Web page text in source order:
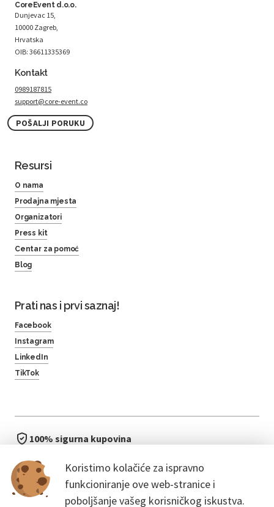
Koristimo kolačiće za ispravno
funkcioniranje ove web-stranice i
poboljšanje vašeg korisničkog iskustva.
CoreEvent d.o.o.
Dunjevac 15,
10000 Zagreb,
Hrvatska
OIB: 36611335369
Kontakt
0989187815
support@core-event.co
POŠALJI PORUKU
Resursi
O nama
Prodajna mjesta
Organizatori
Press kit
Centar za pomoć
Blog
Prati nas i prvi saznaj!
Facebook
Instagram
LinkedIn
TikTok
100% sigurna kupovina
bez čekanja u redu